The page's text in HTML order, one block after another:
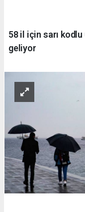
58 il için sarı kodlu
geliyor